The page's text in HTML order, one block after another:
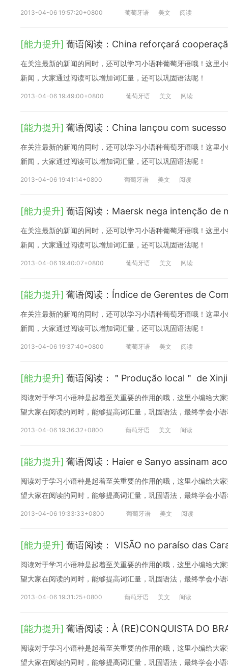
2013-04-06 19:57:20+0800 葡萄牙语 美文 阅读
[能力提升] 葡语阅读：China reforçará
在关注最新的新闻的同时，还可以学习小语种葡萄牙语哦！这里
新闻，大家通过阅读可以增加词汇量，还可以巩固语法呢！
2013-04-06 19:49:00+0800 葡萄牙语 美文 阅读
[能力提升] 葡语阅读：China lançou com
在关注最新的新闻的同时，还可以学习小语种葡萄牙语哦！这里
新闻，大家通过阅读可以增加词汇量，还可以巩固语法呢！
2013-04-06 19:41:14+0800 葡萄牙语 美文 阅读
[能力提升] 葡语阅读：Maersk nega intenção de
在关注最新的新闻的同时，还可以学习小语种葡萄牙语哦！这里
新闻，大家通过阅读可以增加词汇量，还可以巩固语法呢！
2013-04-06 19:40:07+0800 葡萄牙语 美文 阅读
[能力提升] 葡语阅读：Índice de Gerentes de
在关注最新的新闻的同时，还可以学习小语种葡萄牙语哦！这里
新闻，大家通过阅读可以增加词汇量，还可以巩固语法呢！
2013-04-06 19:37:40+0800 葡萄牙语 美文 阅读
[能力提升] 葡语阅读：＂Produção local＂ de
阅读对于学习小语种是起着至关重要的作用的哦，这里小编给大
望大家在阅读的同时，能够提高词汇量，巩固语法，最终学会小
2013-04-06 19:36:32+0800 葡萄牙语 美文 阅读
[能力提升] 葡语阅读：Haier e Sanyo assinam
阅读对于学习小语种是起着至关重要的作用的哦，这里小编给大
望大家在阅读的同时，能够提高词汇量，巩固语法，最终学会小
2013-04-06 19:33:33+0800 葡萄牙语 美文 阅读
[能力提升] 葡语阅读： VISÃO no paraíso das
阅读对于学习小语种是起着至关重要的作用的哦，这里小编给大
望大家在阅读的同时，能够提高词汇量，巩固语法，最终学会小
2013-04-06 19:31:25+0800 葡萄牙语 美文 阅读
[能力提升] 葡语阅读：À (RE)CONQUISTA DO
阅读对于学习小语种是起着至关重要的作用的哦，这里小编给大
望大家在阅读的同时，能够提高词汇量，巩固语法，最终学会小